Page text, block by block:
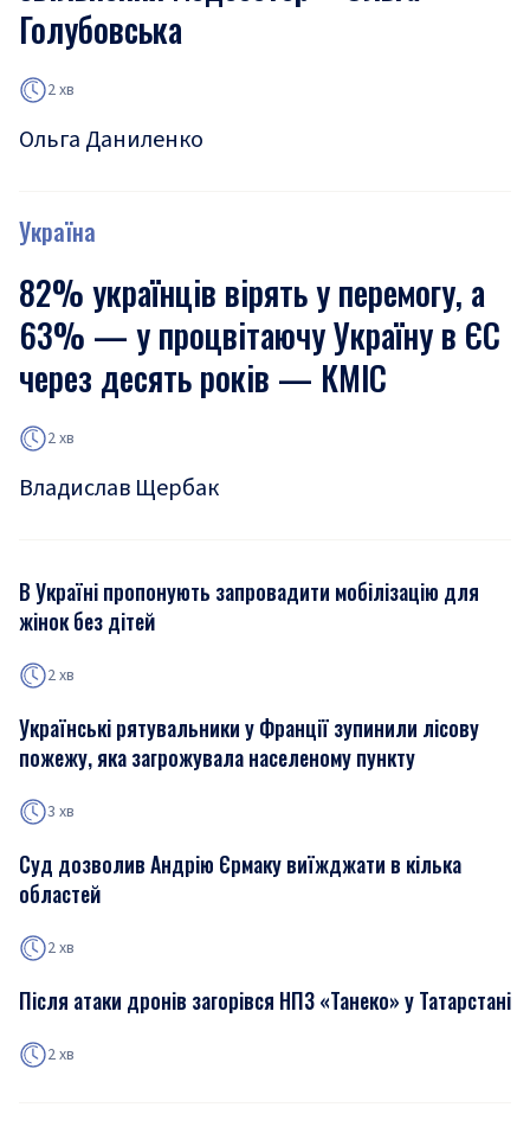
Голубовська
2 хв
Ольга Даниленко
Україна
82% українців вірять у перемогу, а
63% — у процвітаючу Україну в ЄС
через десять років — КМІС
2 хв
Владислав Щербак
В Україні пропонують запровадити мобілізацію для
жінок без дітей
2 хв
Українські рятувальники у Франції зупинили лісову
пожежу, яка загрожувала населеному пункту
3 хв
Суд дозволив Андрію Єрмаку виїжджати в кілька
областей
2 хв
Після атаки дронів загорівся НПЗ «Танеко» у Татарстані
2 хв